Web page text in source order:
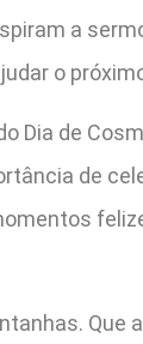
a
o
Dia de
de
Que